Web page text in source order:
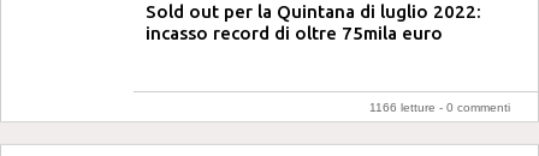
Sold out per la Quintana di luglio 2022:
incasso record di oltre 75mila euro
1166 letture - 0 commenti